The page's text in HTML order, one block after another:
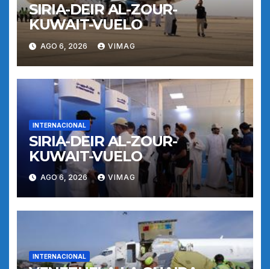
SIRIA-DEIR AL-ZOUR-
KUWAIT-VUELO
AGO 6, 2026 VIMAG
INTERNACIONAL
SIRIA-DEIR AL-ZOUR-
KUWAIT-VUELO
AGO 6, 2026 VIMAG
INTERNACIONAL